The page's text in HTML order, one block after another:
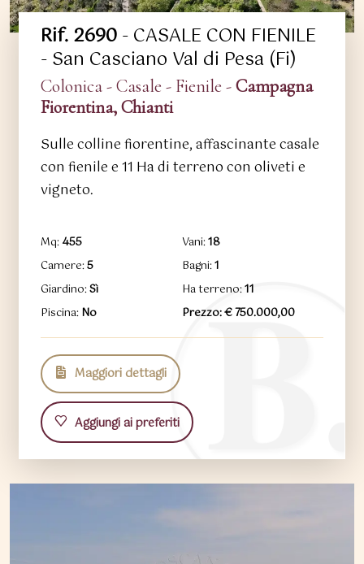
Rif. 2690- CASALE CON FIENILE
- San Casciano Val di Pesa (Fi)
Colonica - Casale - Fienile -Campagna
Fiorentina, Chianti
Sulle colline fiorentine, affascinante casale
con fienile e 11 Ha di terreno con oliveti e
vigneto.
Mq:455 Vani:18
Camere:5 Bagni:1
Giardino:Sì Ha terreno:11
Piscina:No Prezzo: € 750.000,00
Maggiori dettagli
Aggiungi ai preferiti